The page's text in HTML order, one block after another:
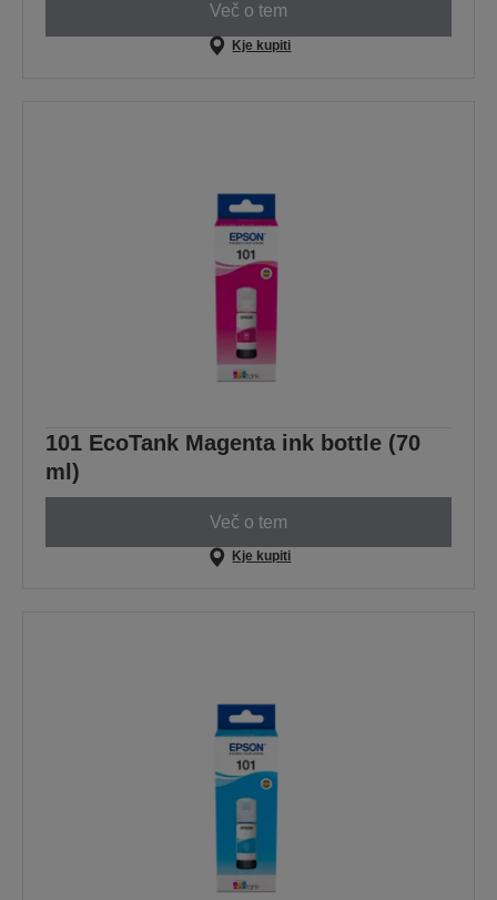
Več o tem
Kje kupiti
101 EcoTank Magenta ink bottle (70
ml)
Več o tem
Kje kupiti